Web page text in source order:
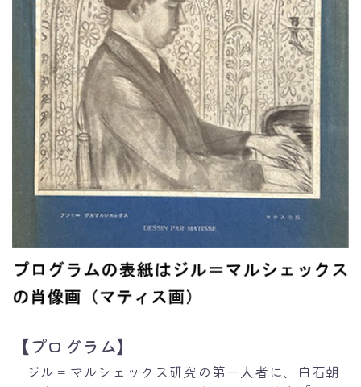
【プログラム】
ジル＝マルシェックス研究の第一人者に、白石朝